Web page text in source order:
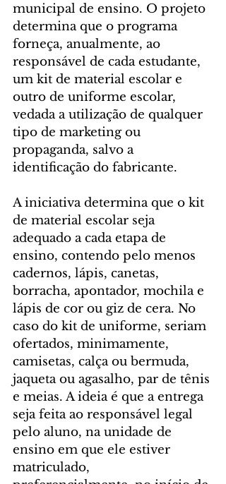
municipal de ensino. O projeto
determina que o programa
forneça, anualmente, ao
responsável de cada estudante,
um kit de material escolar e
outro de uniforme escolar,
vedada a utilização de qualquer
tipo de marketing ou
propaganda, salvo a
identificação do fabricante.
A iniciativa determina que o kit
de material escolar seja
adequado a cada etapa de
ensino, contendo pelo menos
cadernos, lápis, canetas,
borracha, apontador, mochila e
lápis de cor ou giz de cera. No
caso do kit de uniforme, seriam
ofertados, minimamente,
camisetas, calça ou bermuda,
jaqueta ou agasalho, par de tênis
e meias. A ideia é que a entrega
seja feita ao responsável legal
pelo aluno, na unidade de
ensino em que ele estiver
matriculado,